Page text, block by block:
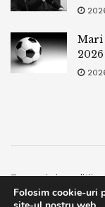
Mari
2026
Termeni si conditii
Facebook
Folosim cookie-uri